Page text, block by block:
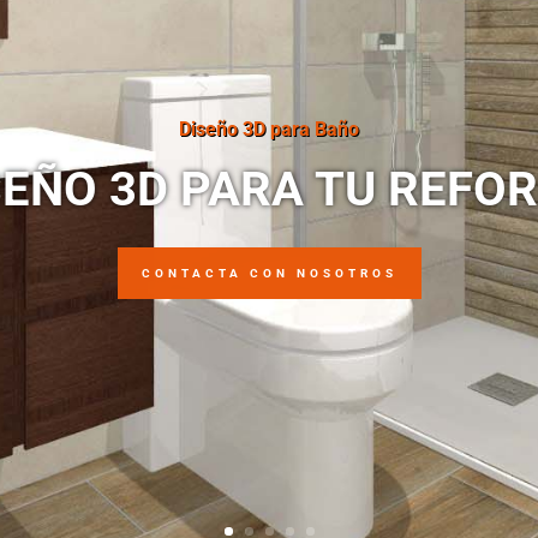
Diseño 3D para Baño
3D PARA TU
CONTACTA CON NOSOTROS